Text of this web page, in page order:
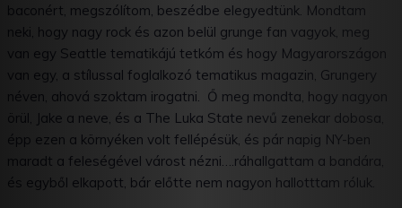
baconért, megszólítom, beszédbe elegyedtünk. Mondtam
neki, hogy nagy rock és azon belül grunge fan vagyok, meg
van egy Seattle tematikájú tetkóm és hogy Magyarországon
van egy, a stílussal foglalkozó tematikus magazin, Grungery
néven, ahová szoktam irogatni. Ő meg mondta, hogy nagyon
örül, Jake a neve, és a The Luka State nevű zenekar dobosa,
épp ezen a környéken volt fellépésük, és pár napig NY-ben
maradt a feleségével várost nézni….ráhallgattam a bandára,
és egyből elkapott, bár előtte nem nagyon hallotttam róluk.